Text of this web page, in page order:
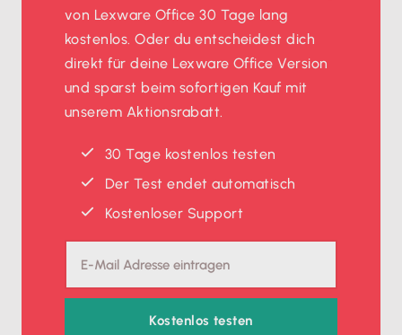
von Lexware Office 30 Tage lang
kostenlos. Oder du entscheidest dich
direkt für deine Lexware Office Version
und sparst beim sofortigen Kauf mit
unserem Aktionsrabatt.
30 Tage kostenlos testen
Der Test endet automatisch
Kostenloser Support
Kostenlos testen